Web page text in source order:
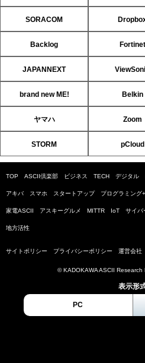
SORACOM
Backlog Fortinet
JAPANNEXT
brand new ME! Belkin
ヤマハ Zoom
STORM pCloud
TOP ASCII倶楽部 ビジネス TECH デジタル
アキバ スマホ スタートアップ プログラミング+
家電ASCII アスキーグルメ MITTR IoT サイバ
地方活性
サイトポリシー プライバシーポリシー 運営会社
© KADOKAWA ASCII
表示形
PC